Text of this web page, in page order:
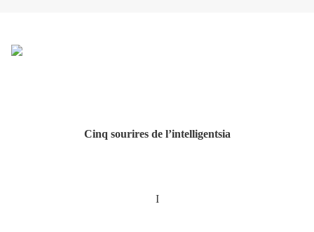
Cinq sourires de l’intelligentsia
I